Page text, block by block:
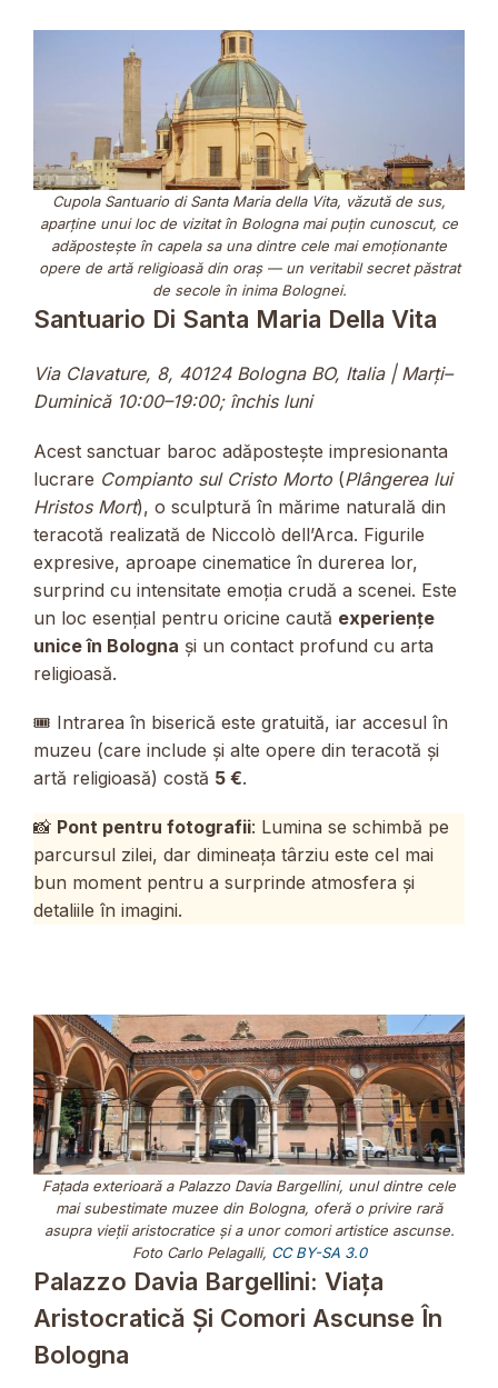
Cupola Santuario di Santa Maria della Vita, văzută de sus,
aparține unui loc de vizitat în Bologna mai puțin cunoscut, ce
adăpostește în capela sa una dintre cele mai emoționante
opere de artă religioasă din oraș — un veritabil secret păstrat
de secole în inima Bolognei.
Santuario Di Santa Maria Della Vita
Via Clavature, 8, 40124 Bologna BO, Italia | Marți–
Duminică 10:00–19:00; închis luni
Acest sanctuar baroc adăpostește impresionanta
lucrare Compianto sul Cristo Morto (Plângerea lui
Hristos Mort), o sculptură în mărime naturală din
teracotă realizată de Niccolò dell’Arca. Figurile
expresive, aproape cinematice în durerea lor,
surprind cu intensitate emoția crudă a scenei. Este
un loc esențial pentru oricine caută experiențe
unice în Bologna și un contact profund cu arta
religioasă.
🎟️ Intrarea în biserică este gratuită, iar accesul în
muzeu (care include și alte opere din teracotă și
artă religioasă) costă 5 €.
📸 Pont pentru fotografii: Lumina se schimbă pe
parcursul zilei, dar dimineața târziu este cel mai
bun moment pentru a surprinde atmosfera și
detaliile în imagini.
Fațada exterioară a Palazzo Davia Bargellini, unul dintre cele
mai subestimate muzee din Bologna, oferă o privire rară
asupra vieții aristocratice și a unor comori artistice ascunse.
Foto Carlo Pelagalli, CC BY-SA 3.0
Palazzo Davia Bargellini: Viața
Aristocratică Și Comori Ascunse În
Bologna